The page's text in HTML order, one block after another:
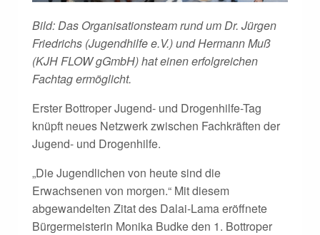
Bild: Das Organisationsteam rund um Dr. Jürgen
Friedrichs (Jugendhilfe e.V.) und Hermann Muß
(KJH FLOW gGmbH) hat einen erfolgreichen
Fachtag ermöglicht.
Erster Bottroper Jugend- und Drogenhilfe-Tag
knüpft neues Netzwerk zwischen Fachkräften der
Jugend- und Drogenhilfe.
„Die Jugendlichen von heute sind die
Erwachsenen von morgen.“ Mit diesem
abgewandelten Zitat des Dalai-Lama eröffnete
Bürgermeisterin Monika Budke den 1. Bottroper